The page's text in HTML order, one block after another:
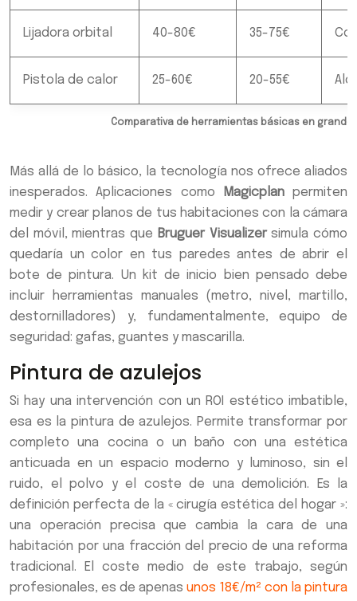
Comparativa de herramientas básicas en
Lijadora orbital 40-80€ 35-75€
Pistola de calor 25-60€ 20-55€
Más allá de lo básico, la tecnología nos ofrece aliados
inesperados. Aplicaciones como
Magicplanpermiten
medir y crear planos de tus habitaciones con la cámara
del móvil, mientras que Bruguer Visualizersimula cómo
quedaría un color en tus paredes antes de abrir el
bote de pintura. Un kit de inicio bien pensado debe
incluir herramientas manuales (metro, nivel, martillo,
destornilladores) y, fundamentalmente, equipo de
seguridad: gafas, guantes y mascarilla.
Pintura de azulejos
Si hay una intervención con un ROI estético imbatible,
esa es la pintura de azulejos. Permite transformar por
completo una cocina o un baño con una estética
anticuada en un espacio moderno y luminoso, sin el
ruido, el polvo y el coste de una demolición. Es la
definición perfecta de la « cirugía estética del hogar »:
una operación precisa que cambia la cara de una
habitación por una fracción del precio de una reforma
tradicional. El coste medio de este trabajo, según
profesionales, es de apenas unos 18€/m² con la pintura